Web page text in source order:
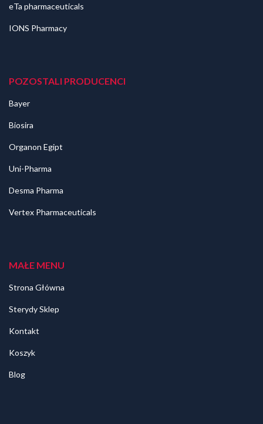
eTa pharmaceuticals
IONS Pharmacy
POZOSTALI PRODUCENCI
Bayer
Biosira
Organon Egipt
Uni-Pharma
Desma Pharma
Vertex Pharmaceuticals
MAŁE MENU
Strona Główna
Sterydy Sklep
Kontakt
Koszyk
Blog